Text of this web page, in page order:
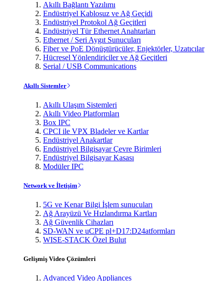
Akıllı Bağlantı Yazılımı
Endüstriyel Kablosuz ve Ağ Geçidi
Endüstriyel Protokol Ağ Geçitleri
Endüstriyel Tür Ethernet Anahtarları
Ethernet / Seri Aygıt Sunucuları
Fiber ve PoE Dönüştürücüler, Enjektörler, Uzatıcılar
Hücresel Yönlendiriciler ve Ağ Geçitleri
Serial / USB Communications
Akıllı Sistemler
Akıllı Ulaşım Sistemleri
Akıllı Video Platformları
Box IPC
CPCI ile VPX Bladeler ve Kartlar
Endüstriyel Anakartlar
Endüstriyel Bilgisayar Çevre Birimleri
Endüstriyel Bilgisayar Kasası
Modüler IPC
Network ve İletişim
5G ve Kenar Bilgi İşlem sunucuları
Ağ Arayüzü Ve Hızlandırma Kartları
Ağ Güvenlik Cihazları
SD-WAN ve uCPE pl+D17:D24atformları
WISE-STACK Özel Bulut
Gelişmiş Video Çözümleri
Advanced Video Appliances